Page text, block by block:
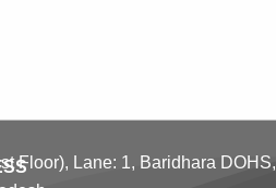
Floor), Lane: 1, Baridhara DOHS,